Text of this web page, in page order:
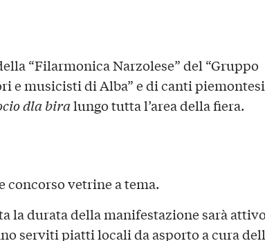
“Filarmonica Narzolese” del “Gruppo
e musicisti di Alba” e di canti
dla biralungo tutta l’area della fiera.
concorso vetrine a tema.
la durata della manifestazione sarà
serviti piatti locali da asporto a cura